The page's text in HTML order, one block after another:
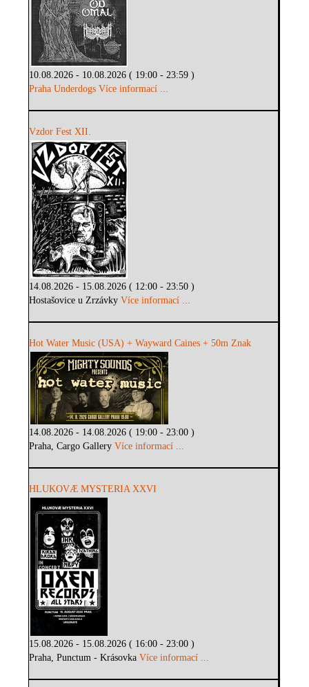
10.08.2026 - 10.08.2026 ( 19:00 - 23:59 )
Praha Underdogs Více informací ...
Vzdor Fest XII.
14.08.2026 - 15.08.2026 ( 12:00 - 23:50 )
Hostašovice u ZrzávkyVíce informací ...
Hot Water Music (USA) + Wayward Caines + 50m Znak
14.08.2026 - 14.08.2026 ( 19:00 - 23:00 )
Praha, Cargo GalleryVíce informací ...
HLUKOVÆ MYSTERIA XXVI
15.08.2026 - 15.08.2026 ( 16:00 - 23:00 )
Praha, Punctum - KrásovkaVíce informací ...